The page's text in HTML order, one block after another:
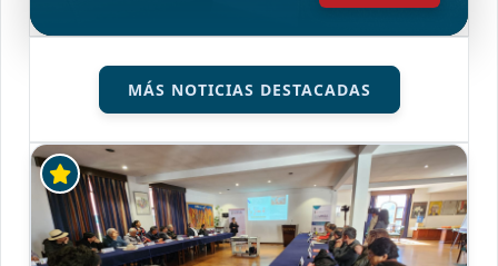
MÁS NOTICIAS DESTACADAS